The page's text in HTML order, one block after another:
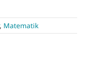
, Matematik